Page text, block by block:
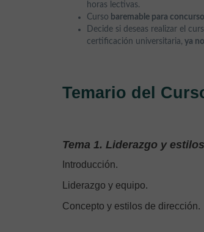
horas lectivas.
Curso baremable para
Decide si deseas realizar el
certificación universitaria, ya
Temario del
Tema 1. Liderazgo y
Introducción.
Liderazgo y equipo.
Concepto y estilos de dirección.